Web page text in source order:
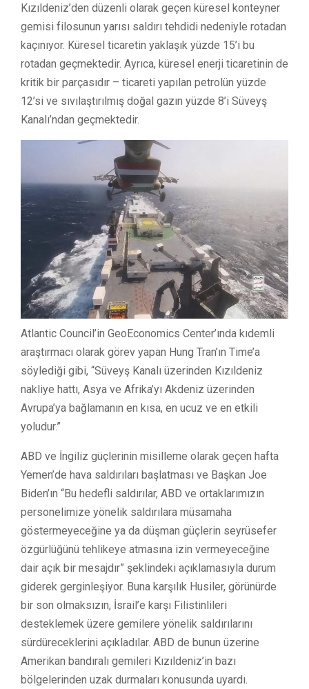
Kızıldeniz’den düzenli olarak geçen küresel konteyner
gemisi filosunun yarısı saldırı tehdidi nedeniyle rotadan
kaçınıyor. Küresel ticaretin yaklaşık yüzde 15’i bu
rotadan geçmektedir. Ayrıca, küresel enerji ticaretinin de
kritik bir parçasıdır – ticareti yapılan petrolün yüzde
12’si ve sıvılaştırılmış doğal gazın yüzde 8’i Süveyş
Kanalı’ndan geçmektedir.
Atlantic Council’in GeoEconomics Center’ında kıdemli
araştırmacı olarak görev yapan Hung Tran’ın Time’a
söylediği gibi, “Süveyş Kanalı üzerinden Kızıldeniz
nakliye hattı, Asya ve Afrika’yı Akdeniz üzerinden
Avrupa’ya bağlamanın en kısa, en ucuz ve en etkili
yoludur.”
ABD ve İngiliz güçlerinin misilleme olarak geçen hafta
Yemen’de hava saldırıları başlatması ve Başkan Joe
Biden’ın “Bu hedefli saldırılar, ABD ve ortaklarımızın
personelimize yönelik saldırılara müsamaha
göstermeyeceğine ya da düşman güçlerin seyrüsefer
özgürlüğünü tehlikeye atmasına izin vermeyeceğine
dair açık bir mesajdır” şeklindeki açıklamasıyla durum
giderek gerginleşiyor. Buna karşılık Husiler, görünürde
bir son olmaksızın, İsrail’e karşı Filistinlileri
desteklemek üzere gemilere yönelik saldırılarını
sürdüreceklerini açıkladılar. ABD de bunun üzerine
Amerikan bandıralı gemileri Kızıldeniz’in bazı
bölgelerinden uzak durmaları konusunda uyardı.